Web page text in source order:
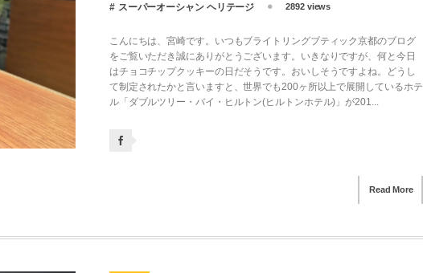
スーパーオーシャン ヘリテージ 2892 views
こんにちは、宮崎です。いつもブライトリングブティック京都のブログ
をご覧いただき誠にありがとうございます。いきなりですが、何と今日
はチョコチップクッキーの日だそうです。おいしそうですよね。どうし
て制定されたかと言いますと、世界でも200ヶ所以上で展開しているホテ
ル「ダブルツリー・バイ・ヒルトン(ヒルトンホテル)」が201...
Read More